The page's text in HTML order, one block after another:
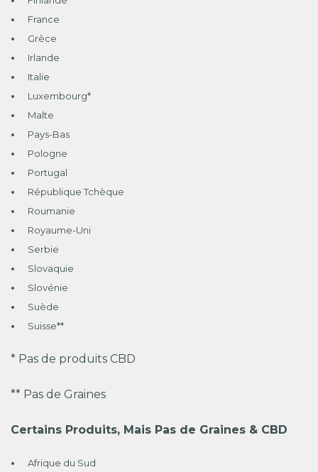
France
Grèce
Irlande
Italie
Luxembourg*
Malte
Pays-Bas
Pologne
Portugal
République Tchèque
Roumanie
Royaume-Uni
Serbie
Slovaquie
Slovénie
Suède
Suisse**
* Pas de produits CBD
** Pas de Graines
Certains Produits, Mais Pas de Graines & CBD
Afrique du Sud